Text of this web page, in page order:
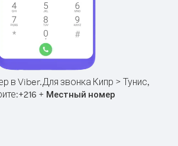
в Viber.Для звонка Кипр > Тунис,
+216 + Местный номер